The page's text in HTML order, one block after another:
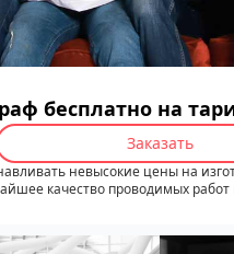
бесплатно на
Заказать
невысокие цены на
качество проводимых